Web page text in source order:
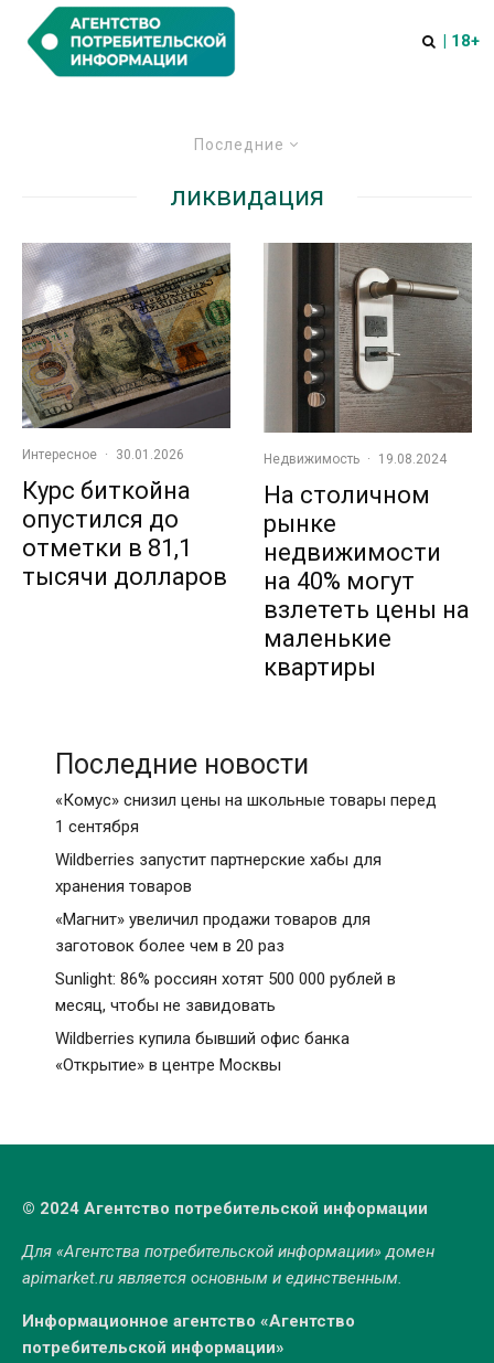
| 18+
Последние
ликвидация
Интересное · 30.01.2026
Курс биткойна
опустился до
отметки в 81,1
тысячи долларов
Недвижимость · 19.08.2024
На столичном
рынке
недвижимости
на 40% могут
взлететь цены на
маленькие
квартиры
Последние новости
«Комус» снизил цены на школьные товары перед
1 сентября
Wildberries запустит партнерские хабы для
хранения товаров
«Магнит» увеличил продажи товаров для
заготовок более чем в 20 раз
Sunlight: 86% россиян хотят 500 000 рублей в
месяц, чтобы не завидовать
Wildberries купила бывший офис банка
«Открытие» в центре Москвы
© 2024 Агентство потребительской информации
Для «Агентства потребительской информации» домен
apimarket.ruявляется основным и единственным.
Информационное агентство «Агентство
потребительской информации»